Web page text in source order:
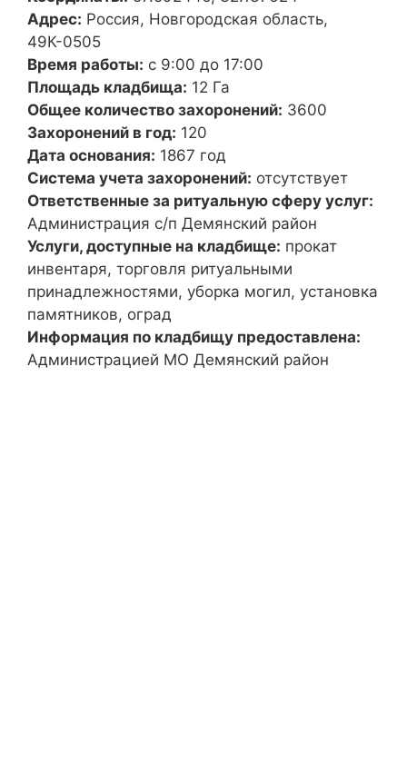
Адрес: Россия, Новгородская область,
49К-0505
Время работы: с 9:00 до 17:00
Площадь кладбища: 12 Га
Общее количество захоронений: 3600
Захоронений в год: 120
Дата основания: 1867 год
Система учета захоронений: отсутствует
Ответственные за ритуальную сферу услуг:
Администрация с/п Демянский район
Услуги, доступные на кладбище: прокат
инвентаря, торговля ритуальными
принадлежностями, уборка могил, установка
памятников, оград
Информация по кладбищу предоставлена:
Администрацией МО Демянский район